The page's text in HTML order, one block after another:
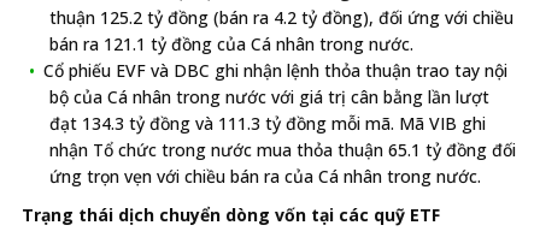
thuận 125.2 tỷ đồng (bán ra 4.2 tỷ đồng), đối ứng với chiều
bán ra 121.1 tỷ đồng của Cá nhân trong nước.
Cổ phiếu EVF và DBC ghi nhận lệnh thỏa thuận trao tay nội
bộ của Cá nhân trong nước với giá trị cân bằng lần lượt
đạt 134.3 tỷ đồng và 111.3 tỷ đồng mỗi mã. Mã VIB ghi
nhận Tổ chức trong nước mua thỏa thuận 65.1 tỷ đồng đối
ứng trọn vẹn với chiều bán ra của Cá nhân trong nước.
Trạng thái dịch chuyển dòng vốn tại các quỹ ETF